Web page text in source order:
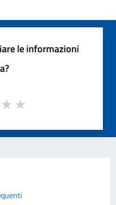
le informazioni